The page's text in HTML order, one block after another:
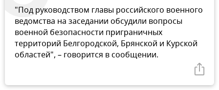
"Под руководством главы российского военного
ведомства на заседании обсудили вопросы
военной безопасности приграничных
территорий Белгородской, Брянской и Курской
областей", – говорится в сообщении.